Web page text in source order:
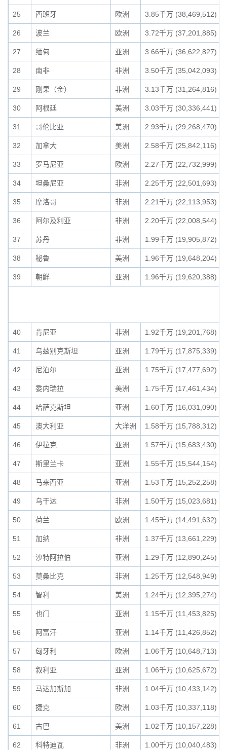
25 西班牙 欧洲 3.85千万 (38,469,512)
26 波兰 欧洲 3.72千万 (37,201,885)
27 缅甸 亚洲 3.66千万 (36,622,827)
28 南非 非洲 3.50千万 (35,042,093)
29 刚果（金） 非洲 3.13千万 (31,264,816)
30 阿根廷 美洲 3.03千万 (30,336,441)
31 哥伦比亚 美洲 2.93千万 (29,268,470)
32 加拿大 美洲 2.58千万 (25,842,116)
33 罗马尼亚 欧洲 2.27千万 (22,732,999)
34 坦桑尼亚 非洲 2.25千万 (22,501,693)
35 摩洛哥 非洲 2.21千万 (22,113,953)
36 阿尔及利亚 非洲 2.20千万 (22,008,544)
37 苏丹 非洲 1.99千万 (19,905,872)
38 秘鲁 美洲 1.96千万 (19,648,204)
39 朝鲜 亚洲 1.96千万 (19,620,388)
40 肯尼亚 非洲 1.92千万 (19,201,768)
41 乌兹别克斯坦 亚洲 1.79千万 (17,875,339)
42 尼泊尔 亚洲 1.75千万 (17,477,692)
43 委内瑞拉 美洲 1.75千万 (17,461,434)
44 哈萨克斯坦 亚洲 1.60千万 (16,031,090)
45 澳大利亚 大洋洲 1.58千万 (15,788,312)
46 伊拉克 亚洲 1.57千万 (15,683,430)
47 斯里兰卡 亚洲 1.55千万 (15,544,154)
48 马来西亚 亚洲 1.53千万 (15,252,258)
49 乌干达 非洲 1.50千万 (15,023,681)
50 荷兰 欧洲 1.45千万 (14,491,632)
51 加纳 非洲 1.37千万 (13,661,229)
52 沙特阿拉伯 亚洲 1.29千万 (12,890,245)
53 莫桑比克 非洲 1.25千万 (12,548,949)
54 智利 美洲 1.24千万 (12,395,274)
55 也门 亚洲 1.15千万 (11,453,825)
56 阿富汗 亚洲 1.14千万 (11,426,852)
57 匈牙利 欧洲 1.06千万 (10,648,713)
58 叙利亚 亚洲 1.06千万 (10,625,672)
59 马达加斯加 非洲 1.04千万 (10,433,142)
60 捷克 欧洲 1.03千万 (10,337,118)
61 古巴 美洲 1.02千万 (10,157,228)
62 科特迪瓦 非洲 1.00千万 (10,040,483)